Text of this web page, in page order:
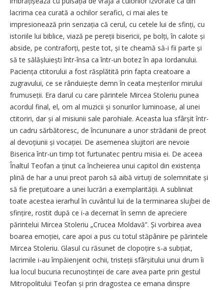
lacrima cea curată a ochilor serafici, ci mai ales te
impresionează prin senzația că cerul, cu cetele lui de sfinți, cu
istoriile lui biblice, viază pe pereții bisericii, pe bolți, în calote și
abside, pe contraforți, peste tot, și te cheamă să-i fii parte și
să te sălășluiești într-însa ca într-un botez în apa Iordanului.
Paciența ctitorului a fost răsplătită prin fapta creatoare a
zugravului, ce se rânduiește demn în ceata meșterilor mirului
frumuseții. Era darul cu care părintele Mircea Stoleriu punea
acordul final, el, om al muzicii și sonurilor luminoase, al unei
ctitoriri, dar și al misiunii sale parohiale. Aceasta lua sfârșit într-
un cadru sărbătoresc, de încununare a unor strădanii de preot
al devoțiunii și vocației. De asemenea slujitori are nevoie
Biserica într-un timp tot furtunatec pentru misia ei. De aceea
Înaltul Teofan a ținut ca încheierea unui capitol din existența
plină de har a unui preot paroh să aibă virtuți de solemnitate și
să fie prețuitoare a unei lucrări a exemplarității. A subliniat
toate acestea ierarhul în cuvântul lui de la terminarea slujbei de
sfințire, rostit după ce i-a decernat în semn de apreciere
părintelui Mircea Stoleriu „Crucea Moldavă”. Și vorbirea avea
boarea emoției, care apoi a pus cu totul stăpânire pe părintele
Mircea Stoleriu. Glasul cu răsunet de clopoțire s-a subțiat,
lacrimile i-au împăienjenit ochii, tristeții sfârșitului unui drum îi
lua locul bucuria recunoștinței de care avea parte prin gestul
Mitropolitului Teofan și prin dragostea ce emana dinspre